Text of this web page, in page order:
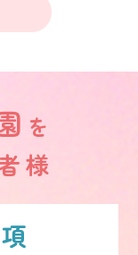
を
様